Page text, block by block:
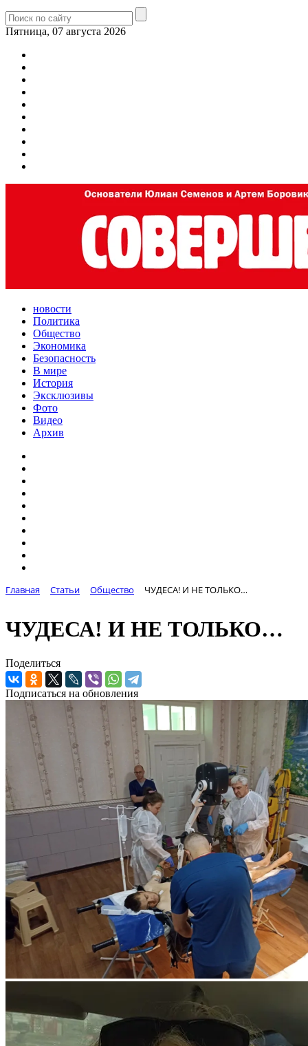
Пятница, 07 августа 2026
новости
Политика
Общество
Экономика
Безопасность
В мире
История
Эксклюзивы
Фото
Видео
Архив
Главная Статьи Общество ЧУДЕСА! И НЕ ТОЛЬКО…
ЧУДЕСА! И НЕ ТОЛЬКО…
Поделиться
Подписаться на обновления